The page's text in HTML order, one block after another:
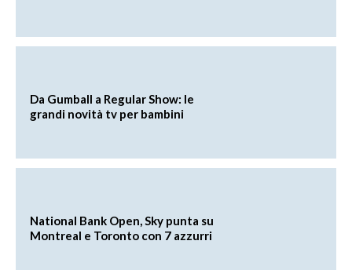
Da Gumball a Regular Show: le
grandi novità tv per bambini
National Bank Open, Sky punta su
Montreal e Toronto con 7 azzurri